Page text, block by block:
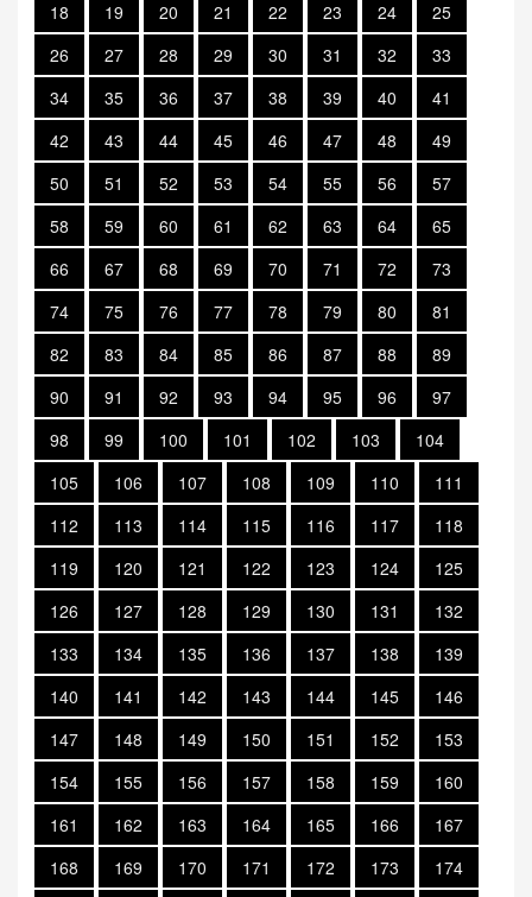
18
19 20 21 22 23 24
25
26
27 28 29 30 31 32
33
34
35 36 37 38 39 40
41
42
43 44 45 46 47 48
49
50
51 52 53 54 55 56
57
58
59 60 61 62 63 64
65
66
67 68 69 70 71 72
73
74
75 76 77 78 79 80
81
82
83 84 85 86 87 88
89
90
91 92 93 94 95 96
97
98
99 100 101 102 103
104
105
106 107 108 109 110
111
112
113 114 115 116 117
118
119
120 121 122 123 124
125
126
127 128 129 130 131
132
133
134 135 136 137 138
139
140
141 142 143 144 145
146
147
148 149 150 151 152
153
154
155 156 157 158 159
160
161
162 163 164 165 166
167
168
169 170 171 172 173
174